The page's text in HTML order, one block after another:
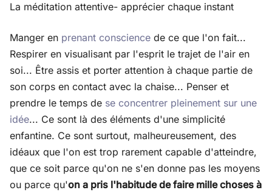
La méditation attentive- apprécier chaque instant
Manger en prenant conscience de ce que l'on fait...
Respirer en visualisant par l'esprit le trajet de l'air en
soi... Être assis et porter attention à chaque partie de
son corps en contact avec la chaise... Penser et
prendre le temps de se concentrer pleinement sur une
idée... Ce sont là des éléments d'une simplicité
enfantine. Ce sont surtout, malheureusement, des
idéaux que l'on est trop rarement capable d'atteindre,
que ce soit parce qu'on ne s'en donne pas les moyens
ou parce qu'on a pris l'habitude de faire mille choses à